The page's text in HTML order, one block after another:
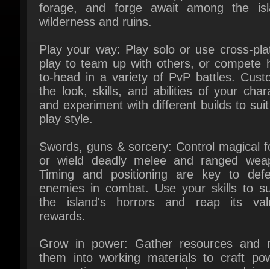
Play your way: Play solo or use cross-
to-head in a variety of PvP battles.
the look, skills, and abilities of your
and experiment with different builds to suit
play style.
Swords, guns & sorcery: Control magical
or wield deadly melee and ranged
Timing and positioning are key to
enemies in combat. Use your skills to
the island's horrors and reap its
rewards.
Grow in power: Gather resources and
them into working materials to craft
new potions, weapons and gear, and
your power and skill in combat.